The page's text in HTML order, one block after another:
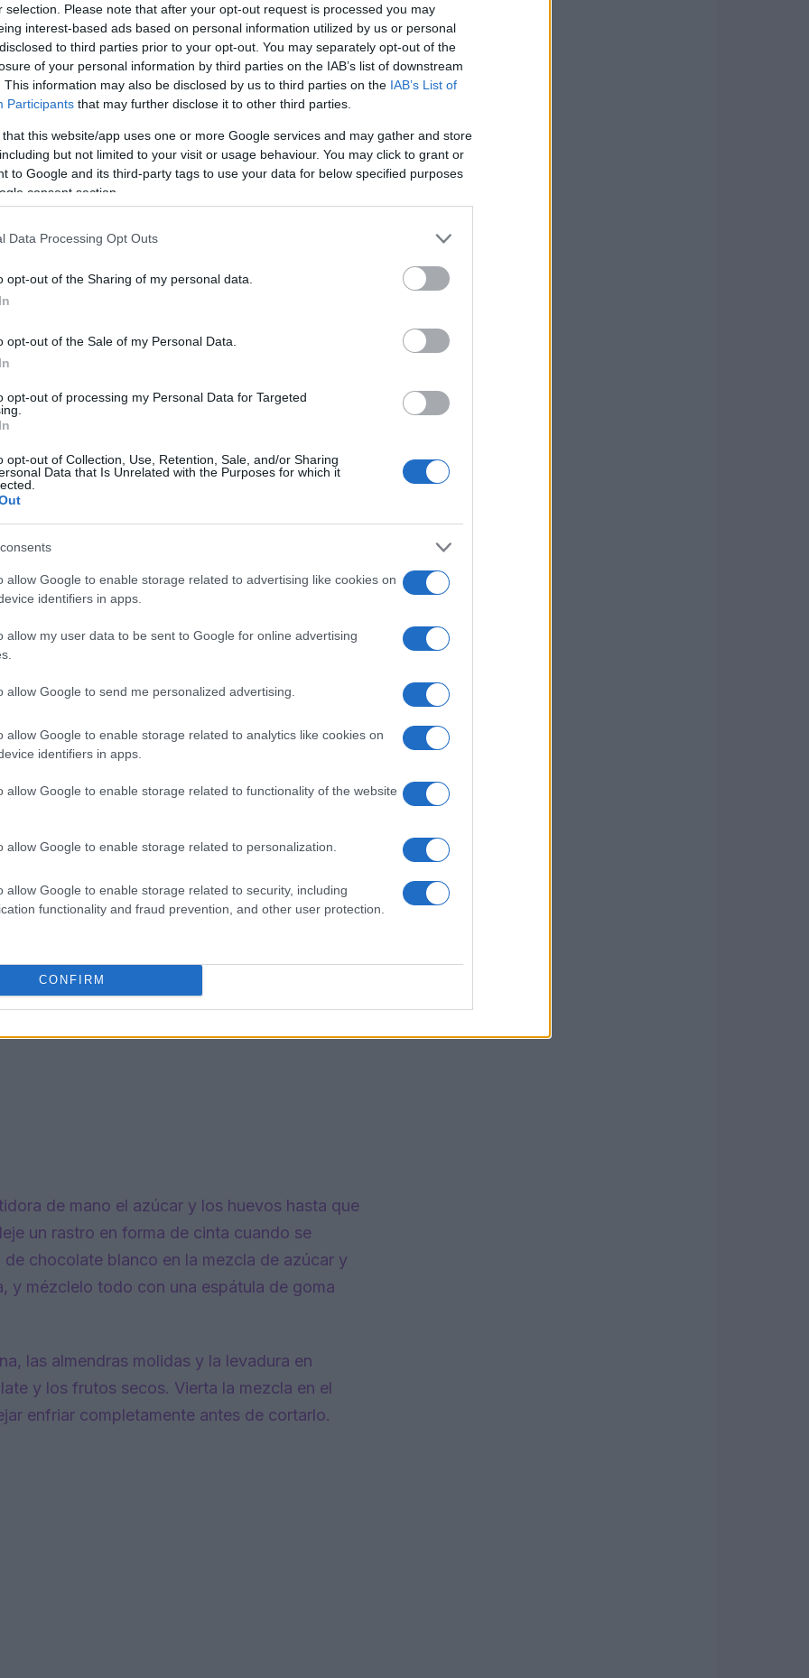
selection. Please note that after your opt-out request is processed you may
interest-based ads based on personal information utilized by us or personal
to third parties prior to your opt-out. You may separately opt-out of the
of your personal information by third parties on the IAB’s list of downstream
This information may also be disclosed by us to third parties on the IAB’s List of
Participants that may further disclose it to other third parties.
that this website/app uses one or more Google services and may gather and store
but not limited to your visit or usage behaviour. You may click to grant or
to Google and its third-party tags to use your data for below specified purposes
consent section.
Data Processing Opt Outs
opt-out of the Sharing of my personal data.
opt-out of the Sale of my Personal Data.
opt-out of processing my Personal Data for Targeted
opt-out of Collection, Use, Retention, Sale, and/or Sharing
Data that Is Unrelated with the Purposes for which it
allow Google to enable storage related to advertising like cookies on
identifiers in apps.
allow my user data to be sent to Google for online advertising
allow Google to send me personalized advertising.
allow Google to enable storage related to analytics like cookies on
identifiers in apps.
allow Google to enable storage related to functionality of the website
allow Google to enable storage related to personalization.
allow Google to enable storage related to security, including
functionality and fraud prevention, and other user protection.
CONFIRM
y nueces
en cubos
engrasado y forrado con papel de horno
gas 4. Derretir la mantequilla en una
todo el tiempo, calentar durante unos 4
algunas motas marrones en el fondo.
poco, aproximadamente 1 minuto, y añadir la
que el chocolate se haya derretido, remover
de mano el azúcar y los huevos hasta que
un rastro en forma de cinta cuando se
chocolate blanco en la mezcla de azúcar y
y mézclelo todo con una espátula de goma
las almendras molidas y la levadura en
y los frutos secos. Vierta la mezcla en el
enfriar completamente antes de cortarlo.